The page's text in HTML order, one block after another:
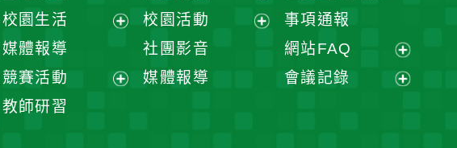
單
選
校園生活
選
媒體報導
競賽活動
教師研習
展
開
校園活動
社團影音
媒體報導
事項通報
網站FAQ
展
會議記錄